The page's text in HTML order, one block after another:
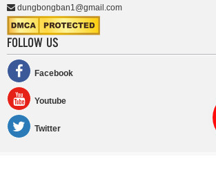
dungbongban1@gmail.com
FOLLOW US
Facebook
Youtube
Twitter